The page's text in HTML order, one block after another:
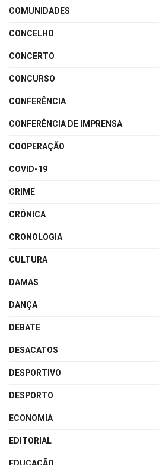
COMUNIDADES
CONCELHO
CONCERTO
CONCURSO
CONFERÊNCIA
CONFERÊNCIA DE IMPRENSA
COOPERAÇÃO
COVID-19
CRIME
CRÓNICA
CRONOLOGIA
CULTURA
DAMAS
DANÇA
DEBATE
DESACATOS
DESPORTIVO
DESPORTO
ECONOMIA
EDITORIAL